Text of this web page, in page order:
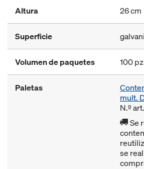
Altura 26 cm
Superficie
Volumen de paquetes 100
Paletas
mult.
N.º
Se
se